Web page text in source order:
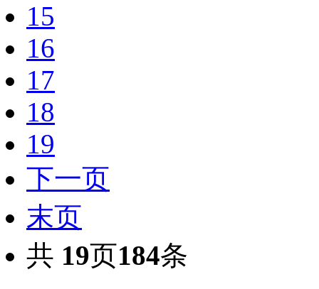
15
16
17
18
19
下一页
末页
共 19页184条